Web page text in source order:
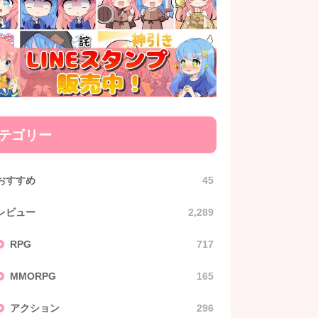
ゴリー
すすめ 45
ビュー 2,289
RPG 717
MMORPG 165
アクション 296